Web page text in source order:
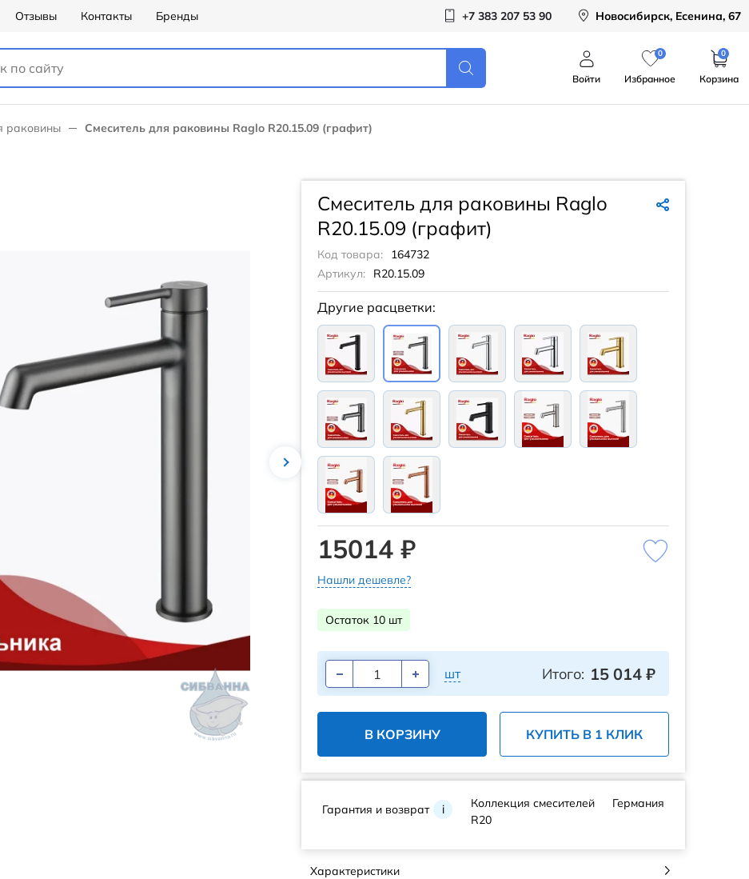
Отзывы Контакты Бренды +7 383 207 53 90 Новосибирск, Есенина, 67
Войти
0
Избранное
0
Корзина
раковины Смеситель для раковины Raglo R20.15.09 (графит)
Смеситель для раковины Raglo
R20.15.09 (графит)
Код товара:
164732
Артикул:
R20.15.09
Другие расцветки:
15014 ₽
Нашли дешевле?
Остаток 10 шт
шт Итого: 15 014 ₽
В КОРЗИНУ КУПИТЬ В 1 КЛИК
Гарантия и возврат i
Коллекция смесителей
R20
Германия
Характеристики